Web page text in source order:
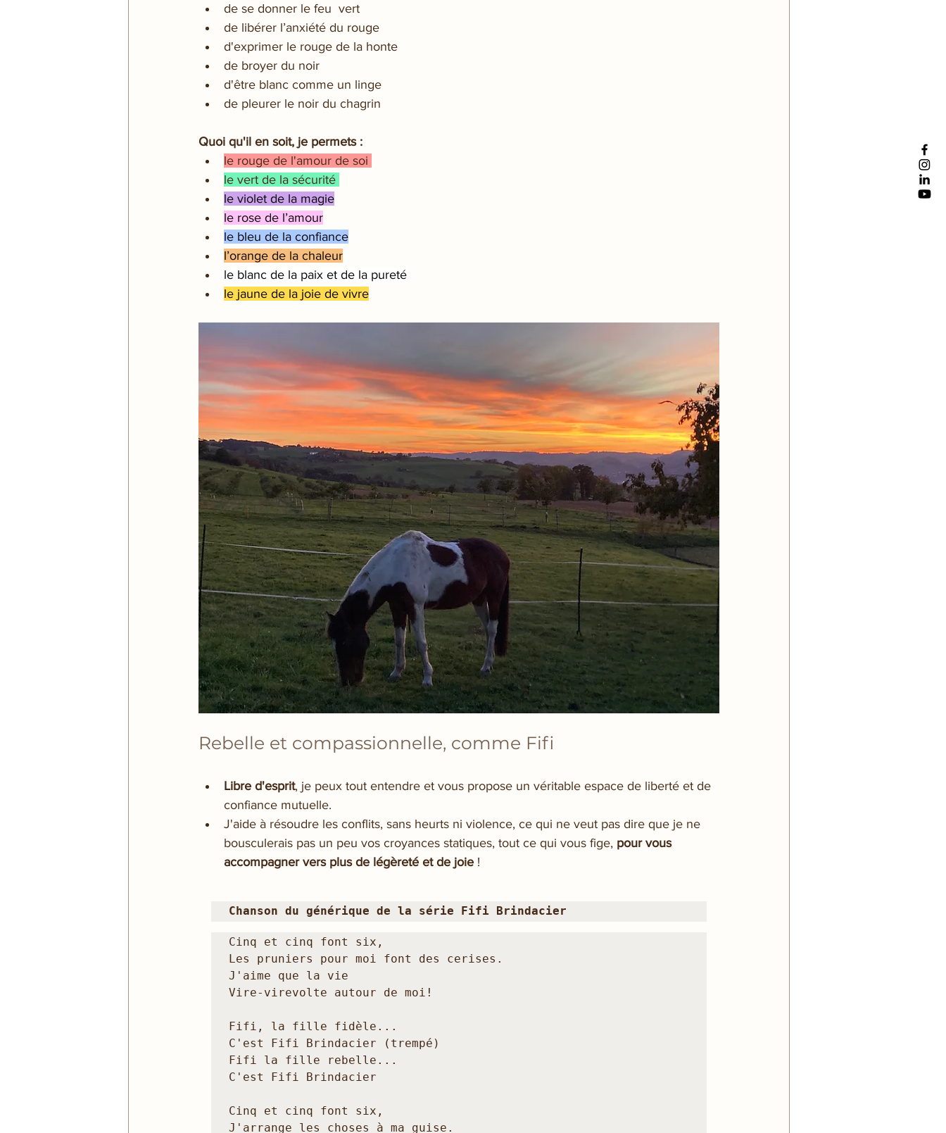
de se donner le feu  vert
de libérer l’anxiété du rouge
d'exprimer le rouge de la honte
de broyer du noir
d'être blanc comme un linge
de pleurer le noir du chagrin
Quoi qu'il en soit, je permets :
le rouge de l'amour de soi
le vert de la sécurité
le violet de la magie
le rose de l’amour
le bleu de la confiance
l’orange de la chaleur
le blanc de la paix et de la pureté
le jaune de la joie de vivre
Rebelle et compassionnelle, comme Fifi
Libre d'esprit, je peux tout entendre et vous propose un véritable espace de liberté et de
confiance mutuelle.
J'aide à résoudre les conflits, sans heurts ni violence, ce qui ne veut pas dire que je ne
bousculerais pas un peu vos croyances statiques, tout ce qui vous fige, pour vous
accompagner vers plus de légèreté et de joie !
Chanson du générique de la série Fifi Brindacier
Cinq et cinq font six,
Les pruniers pour moi font des cerises.
J'aime que la vie
Vire-virevolte autour de moi!
Fifi, la fille fidèle...
C'est Fifi Brindacier (trempé)
Fifi la fille rebelle...
C'est Fifi Brindacier
Cinq et cinq font six,
J'arrange les choses à ma guise.